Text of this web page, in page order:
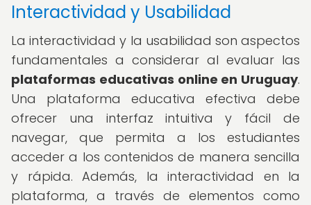
Interactividad y Usabilidad
La interactividad y la usabilidad son aspectos
fundamentales a considerar al evaluar las
plataformas educativas online en Uruguay.
Una plataforma educativa efectiva debe
ofrecer una interfaz intuitiva y fácil de
navegar, que permita a los estudiantes
acceder a los contenidos de manera sencilla
y rápida. Además, la interactividad en la
plataforma, a través de elementos como